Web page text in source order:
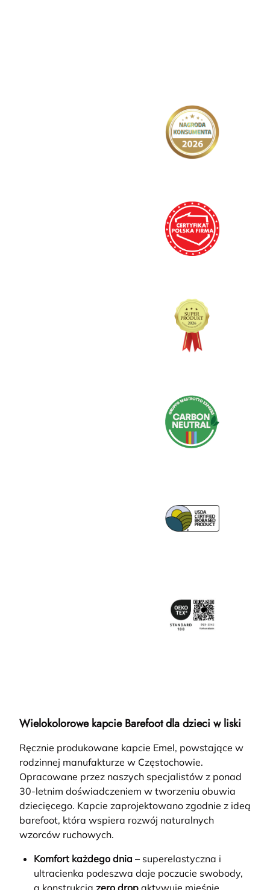
Wielokolorowe kapcie Barefoot dla dzieci w liski
Ręcznie produkowane kapcie Emel, powstające w
rodzinnej manufakturze w Częstochowie.
Opracowane przez naszych specjalistów z ponad
30-letnim doświadczeniem w tworzeniu obuwia
dziecięcego. Kapcie zaprojektowano zgodnie z ideą
barefoot, która wspiera rozwój naturalnych
wzorców ruchowych.
Komfort każdego dnia – superelastyczna i
ultracienka podeszwa daje poczucie swobody,